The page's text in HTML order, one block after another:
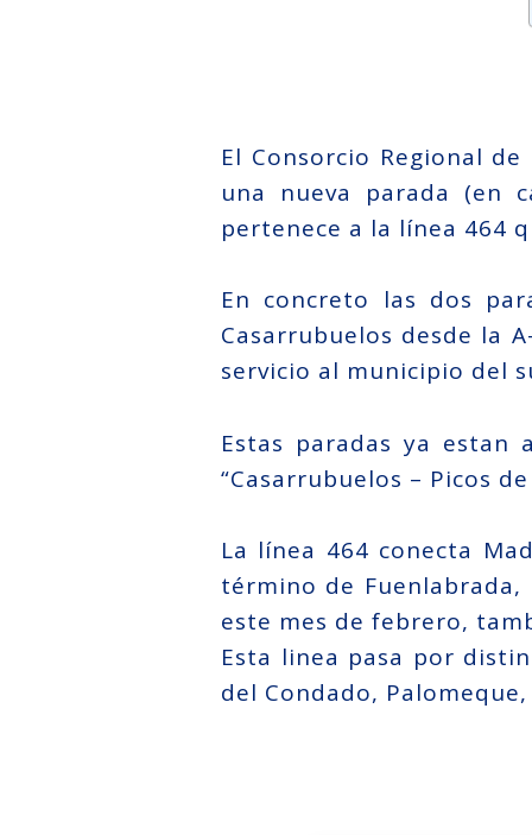
El Consorcio Regional
una nueva parada (en
pertenece a la línea 464
En concreto las dos
Casarrubuelos desde la
servicio al municipio del
Estas paradas ya estan
“Casarrubuelos – Picos
La línea 464 conecta
término de Fuenlabrada,
este mes de febrero,
Esta linea pasa por
del Condado,